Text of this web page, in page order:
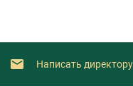
Написать директору